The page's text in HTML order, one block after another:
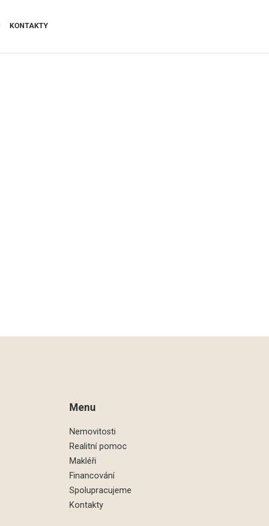
KONTAKTY
Menu
Nemovitosti
Realitní pomoc
Makléři
Financování
Spolupracujeme
Kontakty